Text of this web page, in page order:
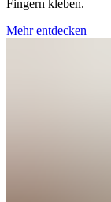
Fingern kleben.
Mehr entdecken